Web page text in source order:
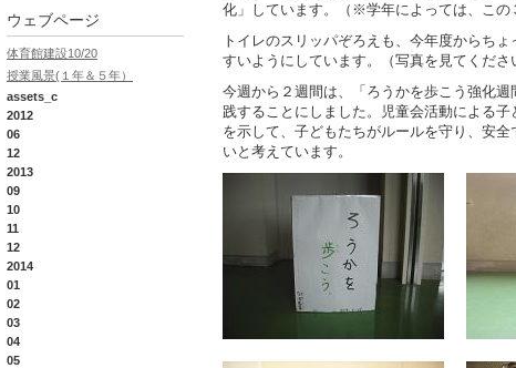
化」しています。（※学年によっては、この
トイレのスリッパぞろえも、今年度からち
すいようにしています。（写真を見てくださ
今週から２週間は、「ろうかを歩こう強化
践することにしました。児童会活動による
を示して、子どもたちがルールを守り、安
いと考えています。
ウェブページ
体育館建設10/20
授業風景(１年＆５年）
assets_c
2012
06
12
2013
09
10
11
12
2014
01
02
03
04
05